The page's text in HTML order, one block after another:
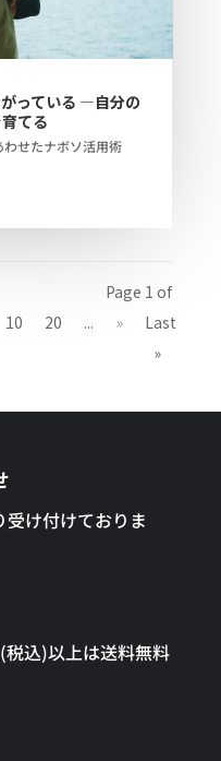
っている ―自分の
てる
わせたナボソ活用術
Page 1 of
10 20 ... »
Last
»
け付けておりま
込)以上は送料無料